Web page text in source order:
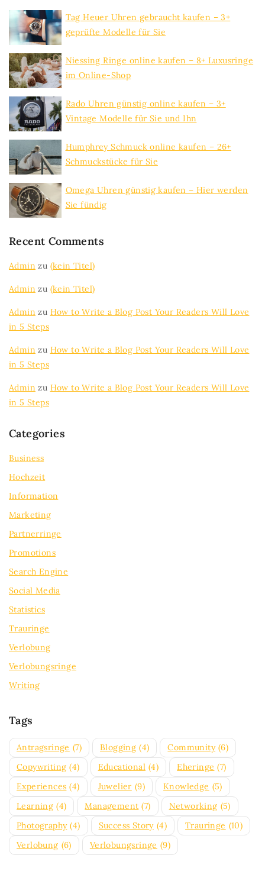
Tag Heuer Uhren gebraucht kaufen – 3+
geprüfte Modelle für Sie
Niessing Ringe online kaufen – 8+ Luxusringe
im Online-Shop
Rado Uhren günstig online kaufen – 3+
Vintage Modelle für Sie und Ihn
Humphrey Schmuck online kaufen – 26+
Schmuckstücke für Sie
Omega Uhren günstig kaufen – Hier werden
Sie fündig
Recent Comments
Admin zu (kein Titel)
Admin zu (kein Titel)
Admin zu How to Write a Blog Post Your Readers Will Love
in 5 Steps
Admin zu How to Write a Blog Post Your Readers Will Love
in 5 Steps
Admin zu How to Write a Blog Post Your Readers Will Love
in 5 Steps
Categories
Business
Hochzeit
Information
Marketing
Partnerringe
Promotions
Search Engine
Social Media
Statistics
Trauringe
Verlobung
Verlobungsringe
Writing
Tags
Antragsringe (7) Blogging (4) Community (6)
Copywriting (4) Educational (4) Eheringe (7)
Experiences (4) Juwelier (9) Knowledge (5)
Learning (4) Management (7) Networking (5)
Photography (4) Success Story (4) Trauringe (10)
Verlobung (6) Verlobungsringe (9)